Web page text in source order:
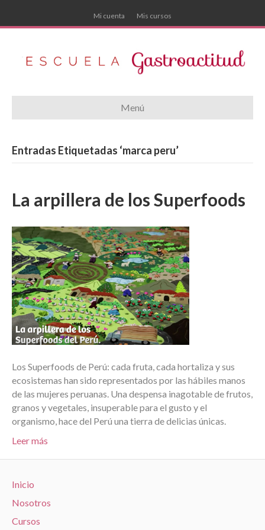
Mi cuenta Mis cursos
Menú
Entradas Etiquetadas ‘marca peru’
La arpillera de los Superfoods
Los Superfoods de Perú: cada fruta, cada hortaliza y sus
ecosistemas han sido representados por las hábiles manos
de las mujeres peruanas. Una despensa inagotable de frutos,
granos y vegetales, insuperable para el gusto y el
organismo, hace del Perú una tierra de delicias únicas.
Leer más
Inicio
Nosotros
Cursos